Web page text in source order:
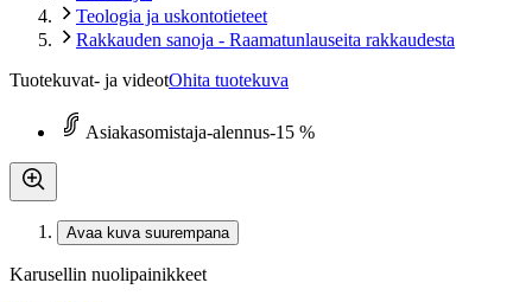
Teologia ja uskontotieteet
Rakkauden sanoja - Raamatunlauseita rakkaudesta
Tuotekuvat- ja videotOhita tuotekuva
Asiakasomistaja-alennus-15 %
Avaa kuva suurempana
Karusellin nuolipainikkeet